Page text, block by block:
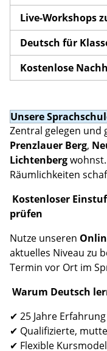
Live-Workshops
Deutsch für
Kostenlose
Unsere
Zentral gelegen und
Prenzlauer Berg,
Lichtenberg
Räumlichkeiten
Kostenloser
prüfen
Nutze unseren
aktuelles Niveau zu
Termin vor Ort im
Warum Deutsch
✔ 25 Jahre
✔ Qualifizierte,
✔ Flexible